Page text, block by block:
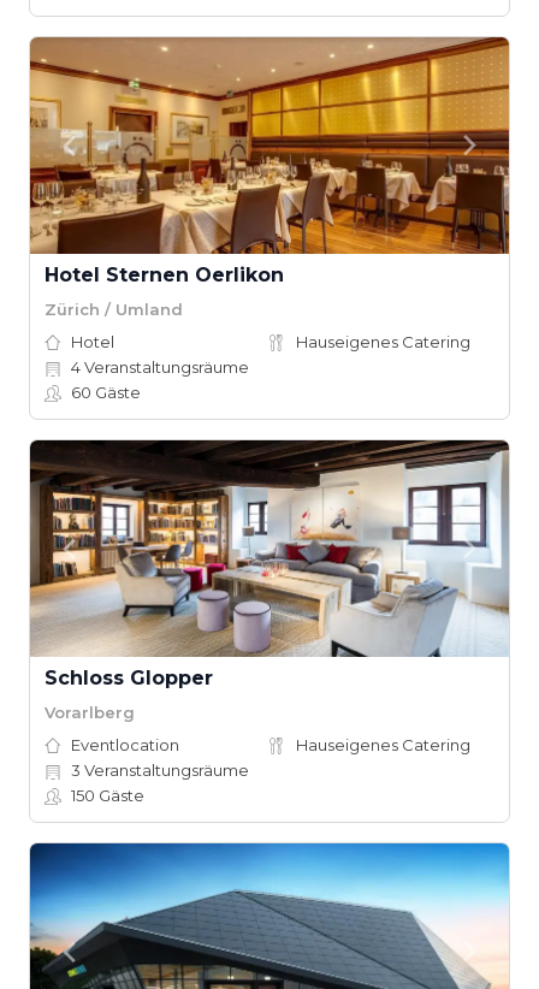
Hotel Sternen Oerlikon
Zürich / Umland
Hotel
Hauseigenes Catering
4Veranstaltungsräume
60 Gäste
Schloss Glopper
Vorarlberg
Eventlocation
Hauseigenes Catering
3 Veranstaltungsräume
150 Gäste